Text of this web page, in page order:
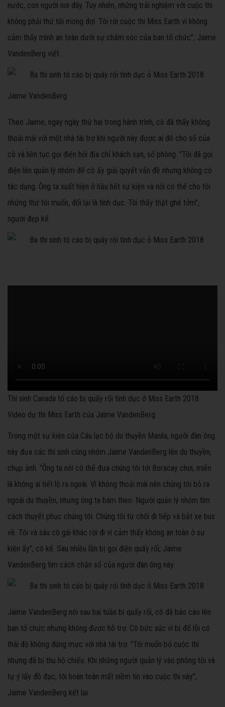
nước, con người nơi đây. Tuy nhiên, những trải nghiệm với cuộc thi
không phải thứ tôi mong đợi. Tôi rời cuộc thi Miss Earth vì không
cảm thấy mình an toàn dưới sự chăm sóc của ban tổ chức", Jaime
VandenBerg viết.
Jaime VandenBerg.
Theo Jaime, ngay ngày thứ hai trong hành trình, cô đã thấy không
thoải mái với một nhà tài trợ khi người này được ai đó cho số của
cô và liên tục gọi điện hỏi địa chỉ khách sạn, số phòng. "Tôi đã gọi
điện lên quản lý nhóm để cô ấy giải quyết vấn đề nhưng không có
tác dụng. Ông ta xuất hiện ở hầu hết sự kiện và nói có thể cho tôi
những thứ tôi muốn, đổi lại là tình dục. Tôi thấy thật ghê tởm",
người đẹp kể.
Thí sinh Canada tố cáo bị quấy rối tình dục ở Miss Earth 2018
Video dự thi Miss Earth của Jaime VandenBerg.
Trong một sự kiện của Câu lạc bộ du thuyền Manila, người đàn ông
này đưa các thí sinh cùng nhóm Jaime VandenBerg lên du thuyền,
chụp ảnh. "Ông ta nói có thể đưa chúng tôi tới Boracay chơi, miễn
là không ai tiết lộ ra ngoài. Vì không thoải mái nên chúng tôi bỏ ra
ngoài du thuyền, nhưng ông ta bám theo. Người quản lý nhóm tìm
cách thuyết phục chúng tôi. Chúng tôi từ chối đi tiếp và bắt xe bus
về. Tôi và sáu cô gái khác rời đi vì cảm thấy không an toàn ở sự
kiện ấy", cô kể. Sau nhiều lần bị gọi điện quấy rối, Jaime
VandenBerg tìm cách chặn số của người đàn ông này.
Jaime VandenBerg nói sau hai tuần bị quấy rối, cô đã báo cáo lên
ban tổ chức nhưng không được hỗ trợ. Cô bức xúc vì bị đổ lỗi có
thái độ không đúng mực với nhà tài trợ. "Tôi muốn bỏ cuộc thi
nhưng đã bị thu hộ chiếu. Khi những người quản lý vào phòng tôi và
tự ý lấy đồ đạc, tôi hoàn toàn mất niềm tin vào cuộc thi này",
Jaime VandenBerg kết lại.